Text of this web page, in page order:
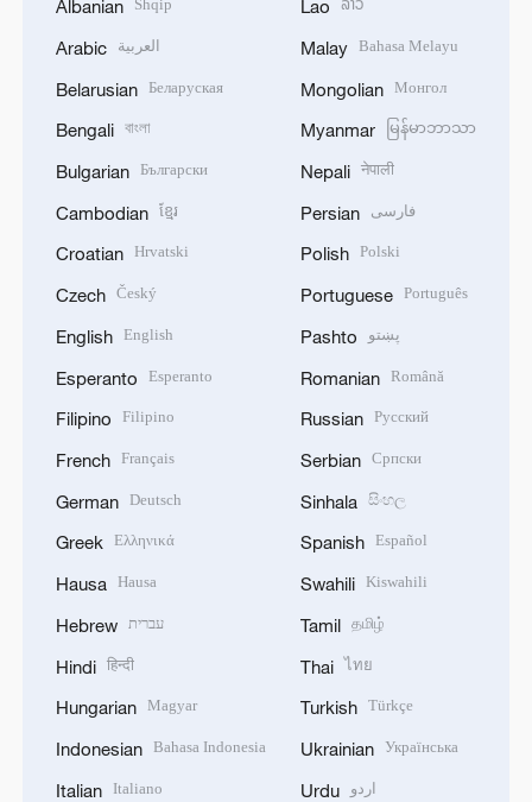
Albanian
Arabic العربية
Belarusian Беларуская
Bengali বাংলা
Bulgarian Български
Cambodian ខ្មែរ
Croatian Hrvatski
Czech Český
English English
Esperanto Esperanto
Filipino Filipino
French Français
German Deutsch
Greek Ελληνικά
Hausa Hausa
Hebrew עברית
Hindi हिन्दी
Hungarian Magyar
Indonesian Bahasa Indonesia
Italian Italiano
Lao
Malay Bahasa Melayu
Mongolian Монгол
Myanmar မြန်မာဘာသာ
Nepali नेपाली
Persian فارسی
Polish Polski
Portuguese Português
Pashto پښتو
Romanian Română
Russian Русский
Serbian Српски
Sinhala සිංහල
Spanish Español
Swahili Kiswahili
Tamil தமிழ்
Thai ไทย
Turkish Türkçe
Ukrainian Українська
Urdu اردو